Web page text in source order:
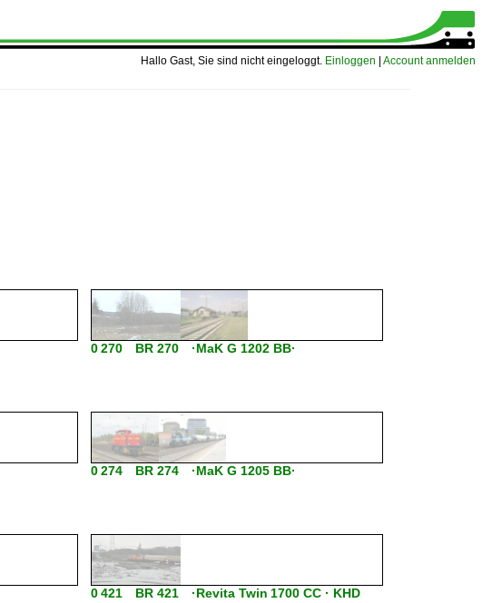
Hallo Gast, Sie sind nicht eingeloggt. Einloggen Account anmelden
0 270 BR 270 ·MaK G 1202 BB·
0 274 BR 274 ·MaK G 1205 BB·
0 421 BR 421 ·Revita Twin 1700 CC · KHD